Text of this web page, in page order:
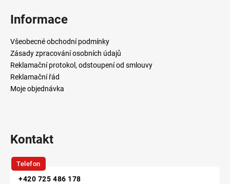
Informace
Všeobecné obchodní podmínky
Zásady zpracování osobních údajů
Reklamační protokol, odstoupení od smlouvy
Reklamační řád
Moje objednávka
Kontakt
Telefon
+420 725 486 178